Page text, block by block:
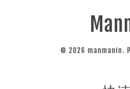
© 2026 manmanin.